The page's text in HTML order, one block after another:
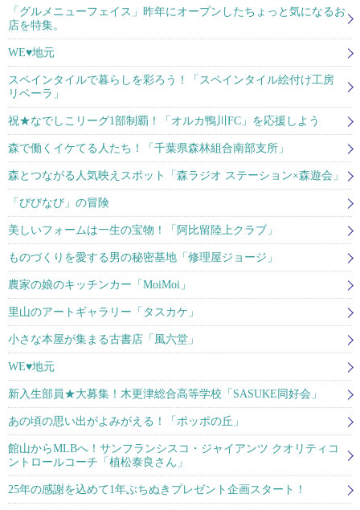
「グルメニューフェイス」昨年にオープンしたちょっと気になるお
店を特集。
WE♥地元
スペインタイルで暮らしを彩ろう！「スペインタイル絵付け工房
リベーラ」
祝★なでしこリーグ1部制覇！「オルカ鴨川FC」を応援しよう
森で働くイケてる人たち！「千葉県森林組合南部支所」
森とつながる人気映えスポット「森ラジオ ステーション×森遊会」
「びびなび」の冒険
美しいフォームは一生の宝物！「阿比留陸上クラブ」
ものづくりを愛する男の秘密基地「修理屋ジョージ」
農家の娘のキッチンカー「MoiMoi」
里山のアートギャラリー「タスカケ」
小さな本屋が集まる古書店「風六堂」
WE♥地元
新入生部員★大募集！木更津総合高等学校「SASUKE同好会」
あの頃の思い出がよみがえる！「ポッポの丘」
館山からMLBへ！サンフランシスコ・ジャイアンツ クオリティコ
ントロールコーチ「植松泰良さん」
25年の感謝を込めて1年ぶちぬきプレゼント企画スタート！